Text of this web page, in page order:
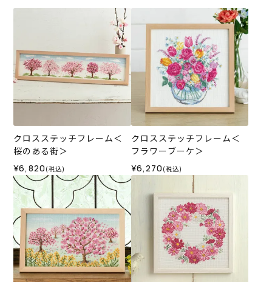
クロスステッチフレーム＜
桜のある街＞
¥6,820 (税込)
クロスステッチフレーム＜
フラワーブーケ＞
¥6,270 (税込)